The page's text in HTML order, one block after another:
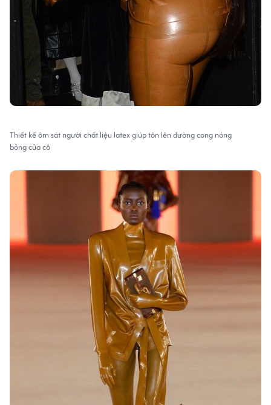
Thiết kế ôm sát người chất liệu latex giúp tôn lên đường cong nóng
bỏng của cô